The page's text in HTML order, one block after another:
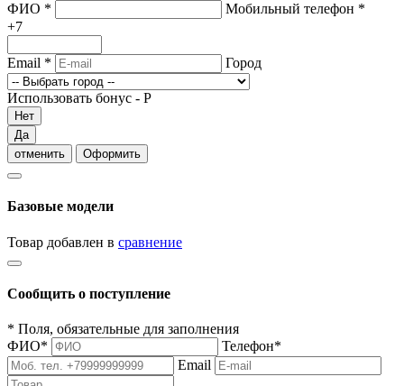
ФИО * Мобильный телефон *
+7
Email * Город
Использовать бонус - Р
Нет
Да
отменить
Оформить
Базовые модели
Товар добавлен в сравнение
Сообщить о поступление
* Поля, обязательные для заполнения
ФИО* Телефон*
Email